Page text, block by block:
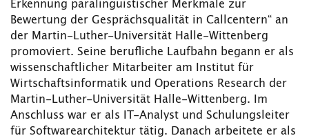
Erkennung paralinguistischer Merkmale zur
Bewertung der Gesprächsqualität in Callcentern“ an
der Martin-Luther-Universität Halle-Wittenberg
promoviert. Seine berufliche Laufbahn begann er als
wissenschaftlicher Mitarbeiter am Institut für
Wirtschaftsinformatik und Operations Research der
Martin-Luther-Universität Halle-Wittenberg. Im
Anschluss war er als IT-Analyst und Schulungsleiter
für Softwarearchitektur tätig. Danach arbeitete er als